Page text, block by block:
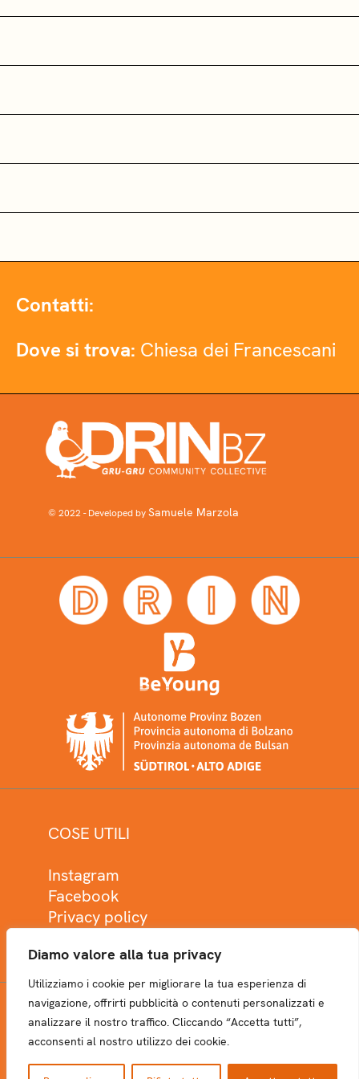
Diamo valore alla tua privacy
Utilizziamo i cookie per migliorare la tua esperienza di
navigazione, offrirti pubblicità o contenuti personalizzati e
analizzare il nostro traffico. Cliccando “Accetta tutti”,
acconsenti al nostro utilizzo dei cookie.
Contatti:
Dove si trova: Chiesa dei Francescani
© 2022 - Developed bySamuele Marzola
COSE UTILI
Instagram
Facebook
Privacy policy
NEWSLETTER